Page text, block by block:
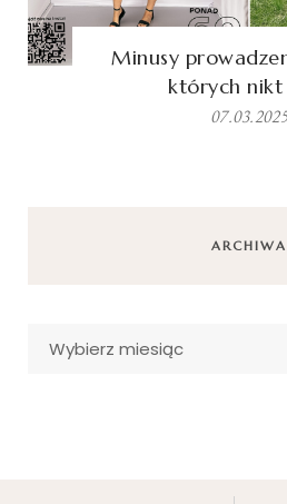
Minusy
których nikt
07.03.2025
ARCHIWA